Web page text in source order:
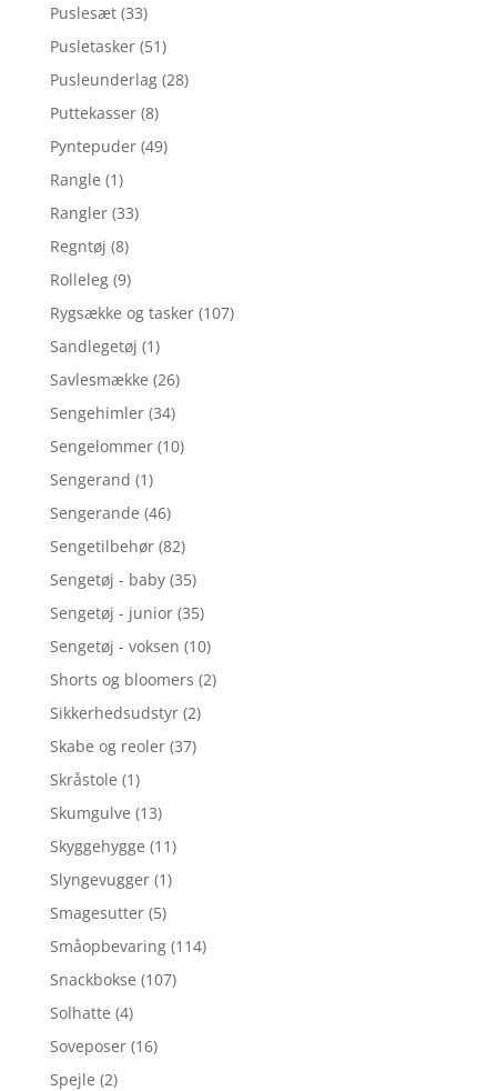
Puslesæt (33)
Pusletasker (51)
Pusleunderlag (28)
Puttekasser (8)
Pyntepuder (49)
Rangle (1)
Rangler (33)
Regntøj (8)
Rolleleg (9)
Rygsække og tasker (107)
Sandlegetøj (1)
Savlesmække (26)
Sengehimler (34)
Sengelommer (10)
Sengerand (1)
Sengerande (46)
Sengetilbehør (82)
Sengetøj - baby (35)
Sengetøj - junior (35)
Sengetøj - voksen (10)
Shorts og bloomers (2)
Sikkerhedsudstyr (2)
Skabe og reoler (37)
Skråstole (1)
Skumgulve (13)
Skyggehygge (11)
Slyngevugger (1)
Smagesutter (5)
Småopbevaring (114)
Snackbokse (107)
Solhatte (4)
Soveposer (16)
Spejle (2)